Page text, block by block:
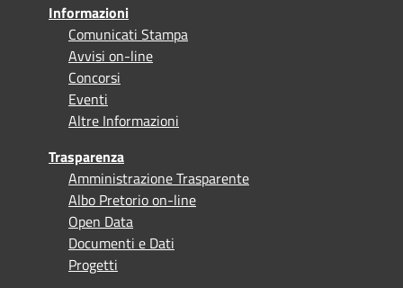
Informazioni
Comunicati Stampa
Avvisi on-line
Concorsi
Eventi
Altre Informazioni
Trasparenza
Amministrazione Trasparente
Albo Pretorio on-line
Open Data
Documenti e Dati
Progetti